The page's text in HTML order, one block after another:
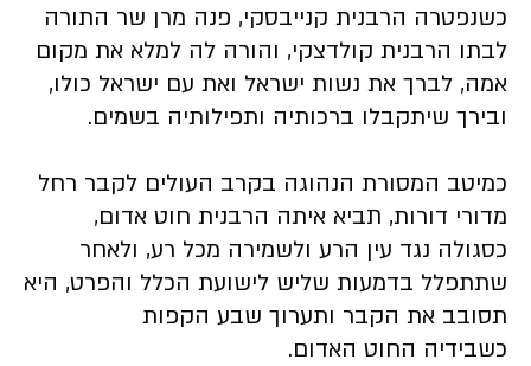
כשנפטרה הרבנית קנייבסקי, פנה מרן שר התורה
לבתו הרבנית קולדצקי, והורה לה למלא את מקום
אמה, לברך את נשות ישראל ואת עם ישראל כולו,
ובירך שיתקבלו ברכותיה ותפילותיה בשמים.
כמיטב המסורת הנהוגה בקרב העולים לקבר רחל
מדורי דורות, תביא איתה הרבנית חוט אדום,
כסגולה נגד עין הרע ולשמירה מכל רע, ולאחר
שתתפלל בדמעות שליש לישועת הכלל והפרט, היא
תסובב את הקבר ותערוך שבע הקפות
כשבידיה החוט האדום.